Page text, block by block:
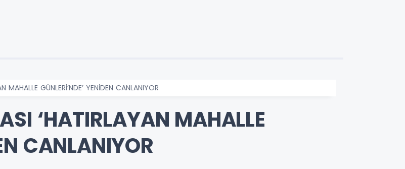
MAHALLE GÜNLERİ’NDE’ YENİDEN CANLANIYOR
‘HATIRLAYAN MAHALLE
CANLANIYOR